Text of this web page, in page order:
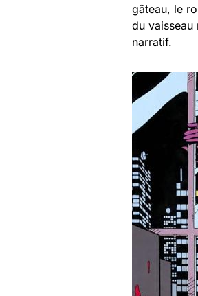
gâteau, le
du
narratif.